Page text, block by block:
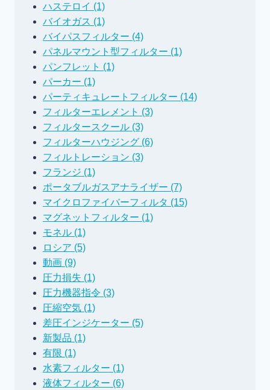
ハステロイ (1)
バイオガス (1)
バイパスフィルター (4)
パネルマウント型フィルター (1)
パンフレット (1)
パーカー (1)
パーティキュレートフィルター (14)
フィルターエレメント (3)
フィルタースクール (3)
フィルターハウジング (6)
フィルトレーション (3)
フランジ (1)
ポータブルガスアナライザー (7)
マイクロファイバーフィルタ (15)
マグネットフィルター (1)
モネル (1)
ロシア (5)
動画 (9)
圧力損失 (1)
圧力機器指令 (3)
圧縮空気 (1)
差圧インジケーター (5)
新製品 (1)
有限 (1)
水素フィルター (1)
液体フィルター (6)